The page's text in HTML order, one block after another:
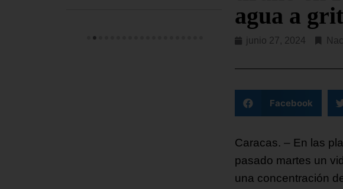
agua a
junio 27, 2024
Facebook
Caracas. – En las
pasado martes un
una concentración